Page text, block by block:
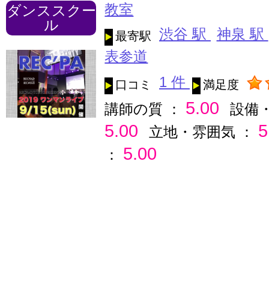
ダンススクー
ル
教室
最寄駅 渋谷 駅
神泉 駅
表参道
口コミ 1 件 満足度
講師の質 ： 5.00 設備
5.00 立地・雰囲気 ：
： 5.00